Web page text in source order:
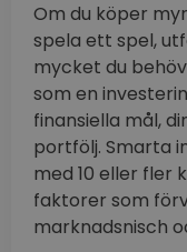
Om du köper
spela ett spel,
mycket du
som en
finansiella mål,
portfölj. Smarta
med 10 eller fler
faktorer som
marknadsnisch